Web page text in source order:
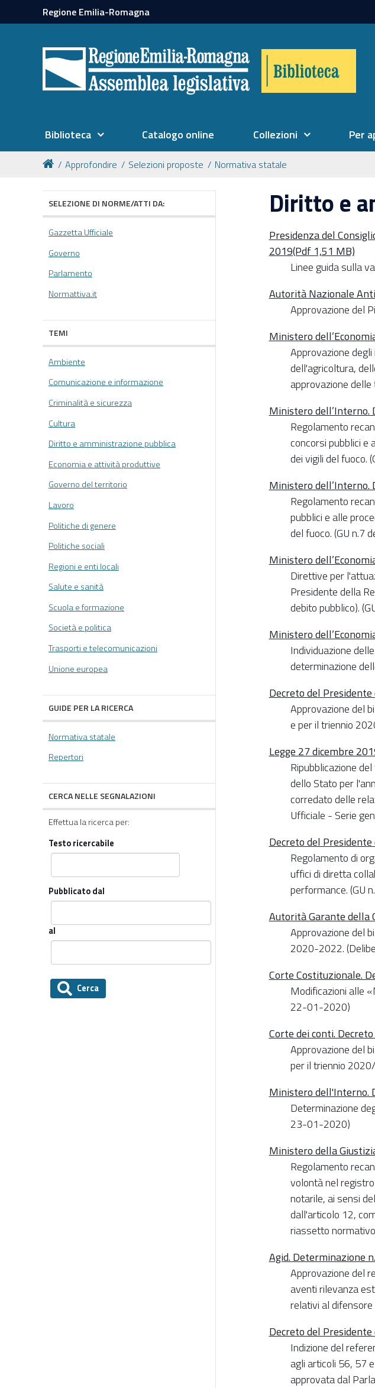
Regione Emilia-Romagna
Biblioteca Catalogo online Collezioni Per
Approfondire Selezioni proposte Normativa statale
Diritto e
Presidenza del
2019(Pdf 1,51 MB)
Linee guida sulla
Autorità Nazionale
Approvazione del
Ministero
Approvazione
dell'agricoltura,
approvazione
Ministero dell’Interno.
Regolamento
concorsi pubblici e
dei vigili del fuoco.
Ministero dell’Interno.
Regolamento
pubblici e alle
del fuoco. (GU n.7
Ministero
Direttive per
Presidente della
debito pubblico).
Ministero
Individuazione
determinazione
Decreto del
Approvazione del
e per il triennio
Legge 27 dicembre
Ripubblicazione
dello Stato per
corredato delle
Ufficiale - Serie
Decreto del
Regolamento di
uffici di diretta
performance. (GU
Autorità Garante della
Approvazione del
2020-2022.
Corte Costituzionale.
Modificazioni alle
22-01-2020)
Corte dei conti.
Approvazione del
per il triennio
Ministero dell'Interno.
Determinazione
23-01-2020)
Ministero della
Regolamento
volontà nel
notarile, ai sensi
dall'articolo 12,
riassetto
Agid. Determinazione
Approvazione del
aventi rilevanza
relativi al difensore
Decreto del
Indizione del
agli articoli 56, 57
approvata dal
SELEZIONE DI NORME/ATTI DA:
Gazzetta Ufficiale
Governo
Parlamento
Normattiva.it
TEMI
Ambiente
Comunicazione e informazione
Criminalità e sicurezza
Cultura
Diritto e amministrazione pubblica
Economia e attività produttive
Governo del territorio
Lavoro
Politiche di genere
Politiche sociali
Regioni e enti locali
Salute e sanità
Scuola e formazione
Società e politica
Trasporti e telecomunicazioni
Unione europea
GUIDE PER LA RICERCA
Normativa statale
Repertori
CERCA NELLE SEGNALAZIONI
Effettua la ricerca per:
Testo ricercabile
Pubblicato dal
al